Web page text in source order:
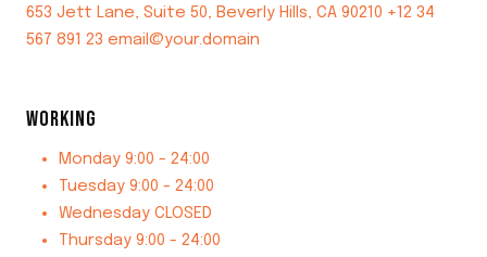
653 Jett Lane, Suite 50, Beverly Hills, CA 90210 +12 34
567 891 23 email@your.domain
WORKING
Monday 9:00 - 24:00
Tuesday 9:00 - 24:00
Wednesday CLOSED
Thursday 9:00 - 24:00